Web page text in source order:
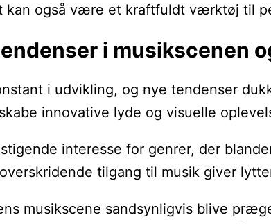
kan også være et kraftfuldt værktøj til
i musikscenen
i udvikling, og nye tendenser
innovative lyde og visuelle
interesse for genrer, der
tilgang til musik giver
musikscene sandsynligvis blive